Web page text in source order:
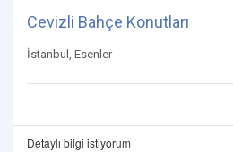
Cevizli Bahçe Konutları
İstanbul, Esenler
Detaylı bilgi istiyorum